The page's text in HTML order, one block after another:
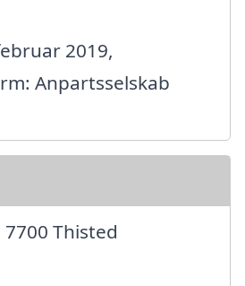
2019,
Anpartsselskab
Thisted